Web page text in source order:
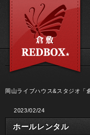
岡山ライブハウス&スタジオ「
2023/02/24
ホールレンタル